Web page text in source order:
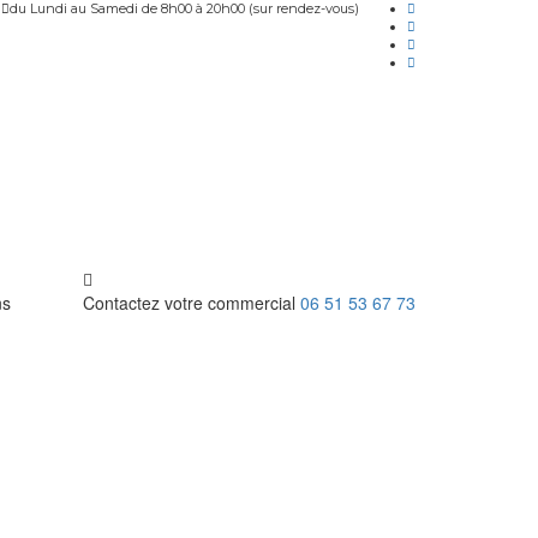
du Lundi au Samedi de 8h00 à 20h00 (sur rendez-vous)
Contactez votre commercial 06 51 53 67 73